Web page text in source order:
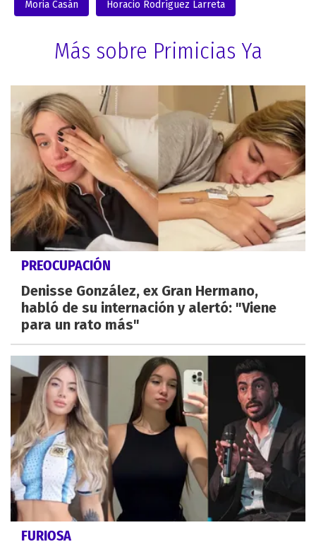
Moria Casán Horacio Rodríguez Larreta
Más sobre Primicias Ya
PREOCUPACIÓN
Denisse González, ex Gran Hermano,
habló de su internación y alertó: "Viene
para un rato más"
FURIOSA